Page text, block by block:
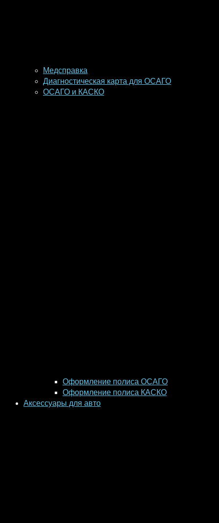
Медсправка
Диагностическая карта для ОСАГО
ОСАГО и КАСКО
Оформление полиса ОСАГО
Оформление полиса КАСКО
Аксессуары для авто